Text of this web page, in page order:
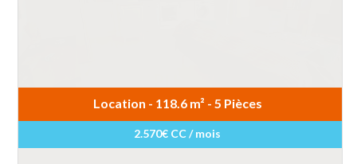
Location - 118.6 m² - 5 Pièces
2.570€ CC / mois